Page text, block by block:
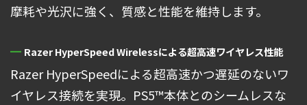
摩耗や光沢に強く、質感と性能を維持します。
Razer HyperSpeed Wirelessによる超高速ワイヤレス性能
Razer HyperSpeedによる超高速かつ遅延のないワ
イヤレス接続を実現。PS5™本体とのシームレスな